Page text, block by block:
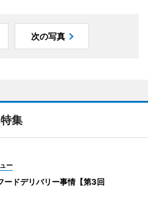
次の写真
特集
ー
ードデリバリー事情【第3回